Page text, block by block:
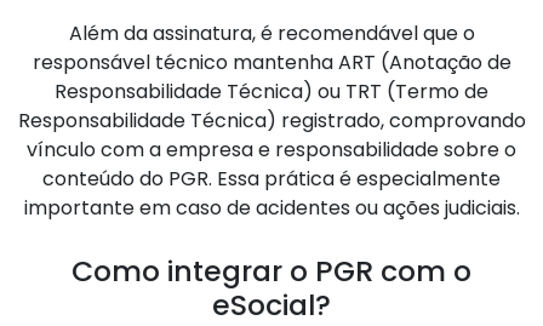
Além da assinatura, é recomendável que o
responsável técnico mantenha ART (Anotação de
Responsabilidade Técnica) ou TRT (Termo de
Responsabilidade Técnica) registrado, comprovando
vínculo com a empresa e responsabilidade sobre o
conteúdo do PGR. Essa prática é especialmente
importante em caso de acidentes ou ações judiciais.
Como integrar o PGR com o
eSocial?